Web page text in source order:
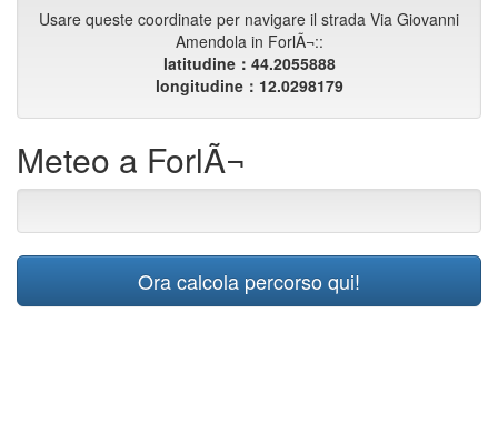
Usare queste coordinate per navigare il strada Via Giovanni
Amendola in ForlÃ¬::
latitudine：44.2055888
longitudine：12.0298179
Meteo a ForlÃ¬
Ora calcola percorso qui!